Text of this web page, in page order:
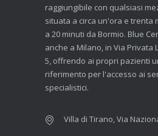
raggiungibile con qualsiasi
situata a circa un'ora e trenta
a 20 minuti da Bormio. Blue
anche a Milano, in Via Privata
5, offrendo ai propri pazienti
riferimento per l'accesso ai
specialistici.
Villa di Tirano, Via